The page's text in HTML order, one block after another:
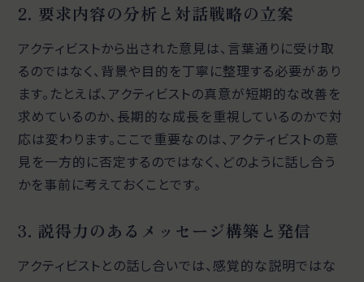
2. 要求内容の分析と対話戦略の立案
アクティビストから出された意見は、言葉通りに受け取
るのではなく、背景や目的を丁寧に整理する必要があり
ます。たとえば、アクティビストの真意が短期的な改善を
求めているのか、長期的な成長を重視しているのかで対
応は変わります。ここで重要なのは、アクティビストの意
見を一方的に否定するのではなく、どのように話し合う
かを事前に考えておくことです。
3. 説得力のあるメッセージ構築と発信
アクティビストとの話し合いでは、感覚的な説明ではな